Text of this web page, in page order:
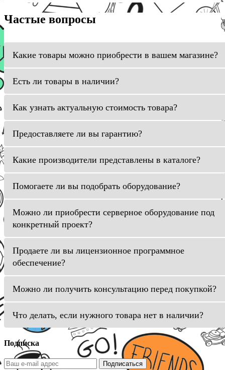
Частые вопросы
Какие товары можно приобрести в вашем магазине?
Есть ли товары в наличии?
Как узнать актуальную стоимость товара?
Предоставляете ли вы гарантию?
Какие производители представлены в каталоге?
Помогаете ли вы подобрать оборудование?
Можно ли приобрести серверное оборудование под
конкретный проект?
Продаете ли вы лицензионное программное
обеспечение?
Можно ли получить консультацию перед покупкой?
Что делать, если нужного товара нет в наличии?
Подписка
Подписаться